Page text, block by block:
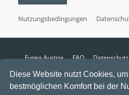
Diese Website nutzt Cookies,
bestmöglichen Komfort bei der
Nutzungsbedingungen
Funga Austria FAQ Datenschutz
Alle Zeiten sind
Aktuelle Zeit: 6.